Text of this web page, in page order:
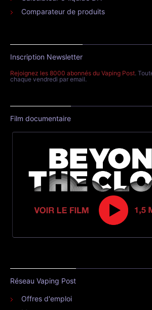
Comparateur de produits
Inscription Newsletter
Rejoignez les 8000 abonnés du Vaping Post.
chaque vendredi par email.
Film documentaire
Réseau Vaping Post
Offres d'emploi